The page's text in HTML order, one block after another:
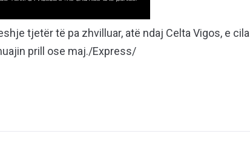
tjetër të pa zhvilluar, atë ndaj Celta Vigos, e cila
prill ose maj./Express/